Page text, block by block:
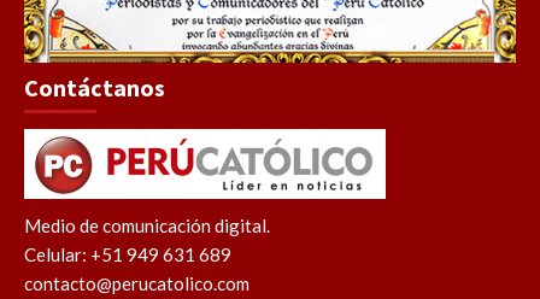
Contáctanos
Medio de comunicación digital.
Celular: +51 949 631 689
contacto@perucatolico.com